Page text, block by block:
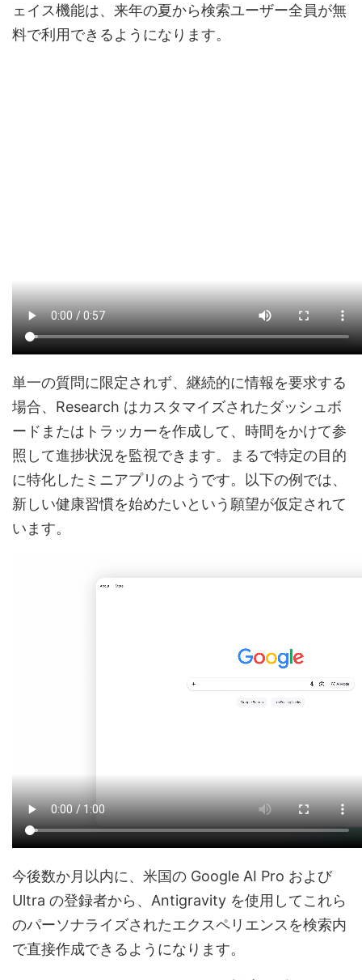
ェイス機能は、来年の夏から検索ユーザー全員が無
料で利用できるようになります。
単一の質問に限定されず、継続的に情報を要求する
場合、Research はカスタマイズされたダッシュボ
ードまたはトラッカーを作成して、時間をかけて参
照して進捗状況を監視できます。まるで特定の目的
に特化したミニアプリのようです。以下の例では、
新しい健康習慣を始めたいという願望が仮定されて
います。
今後数か月以内に、米国の Google AI Pro および
Ultra の登録者から、Antigravity を使用してこれら
のパーソナライズされたエクスペリエンスを検索内
で直接作成できるようになります。